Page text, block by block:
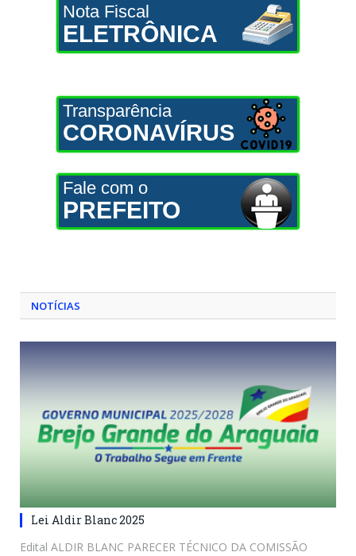
Nota Fiscal
ELETRÔNICA
Transparência
CORONAVÍRUS
Fale com o
PREFEITO
NOTÍCIAS
Lei Aldir Blanc 2025
Edital ALDIR BLANC PARECER TÉCNICO DA COMISSÃO